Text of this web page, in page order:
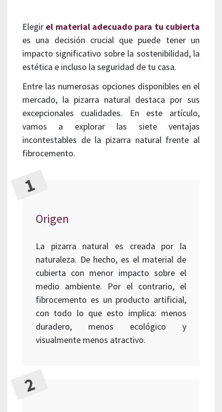
Elegir el material adecuado para tu cubierta
es una decisión crucial que puede tener un
impacto significativo sobre la sostenibilidad, la
estética e incluso la seguridad de tu casa.
Entre las numerosas opciones disponibles en el
mercado, la pizarra natural destaca por sus
excepcionales cualidades. En este artículo,
vamos a explorar las siete ventajas
incontestables de la pizarra natural frente al
fibrocemento.
Origen
La pizarra natural es creada por la
naturaleza. De hecho, es el material de
cubierta con menor impacto sobre el
medio ambiente. Por el contrario, el
fibrocemento es un producto artificial,
con todo lo que esto implica: menos
duradero, menos ecológico y
visualmente menos atractivo.